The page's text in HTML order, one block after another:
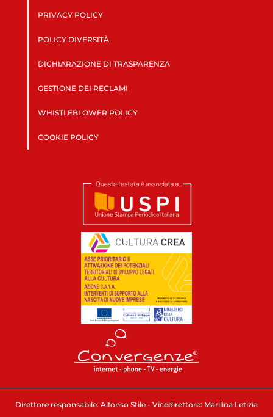
PRIVACY POLICY
POLICY DIVERSITÀ
DICHIARAZIONE DI TRASPARENZA
GESTIONE DEI RECLAMI
WHISTLEBLOWER POLICY
COOKIE POLICY
Direttore responsabile: Alfonso Stile - Vicedirettore: Marilina Letizia